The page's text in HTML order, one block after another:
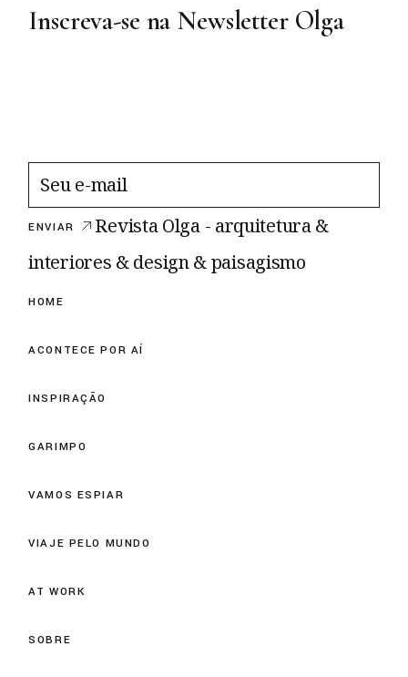
Inscreva-se na Newsletter Olga
ENVIAR
Revista Olga - arquitetura &
interiores & design & paisagismo
HOME
ACONTECE POR AÍ
INSPIRAÇÃO
GARIMPO
VAMOS ESPIAR
VIAJE PELO MUNDO
AT WORK
SOBRE